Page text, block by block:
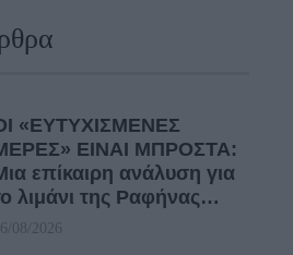
«ΕΥΤΥΧΙΣΜΕΝΕΣ
ΕΙΝΑΙ ΜΠΡΟΣΤΑ:
επίκαιρη ανάλυση για
λιμάνι της Ραφήνας…
08/2026